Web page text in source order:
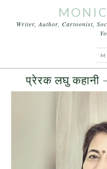
Writer, Author, Cartoonist,
प्रेरक लघु कहानी